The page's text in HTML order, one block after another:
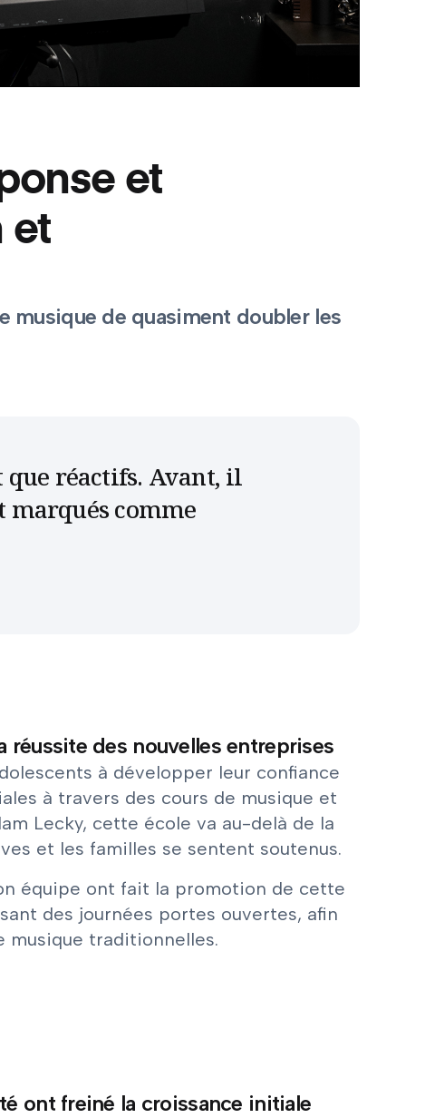
et
et
musique de quasiment doubler les
que réactifs. Avant, il
marqués comme
réussite des nouvelles entreprises
à développer leur confiance
à travers des cours de musique et
Lecky, cette école va au-delà de la
et les familles se sentent soutenus.
équipe ont fait la promotion de cette
des journées portes ouvertes, afin
musique traditionnelles.
ont freiné la croissance initiale